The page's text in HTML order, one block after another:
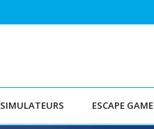
SIMULATEURS ESCAPE